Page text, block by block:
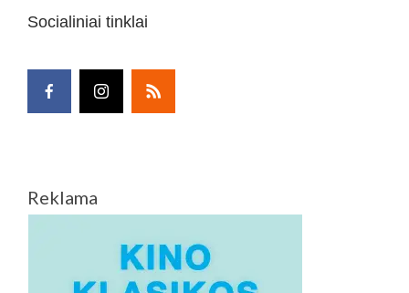
Socialiniai tinklai
Reklama